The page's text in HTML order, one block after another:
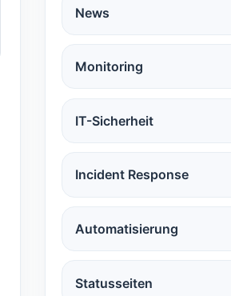
News
Monitoring
IT-Sicherheit
Incident Response
Automatisierung
Statusseiten